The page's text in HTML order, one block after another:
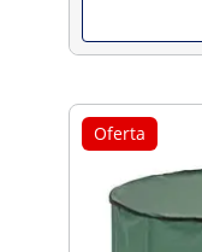
Oferta